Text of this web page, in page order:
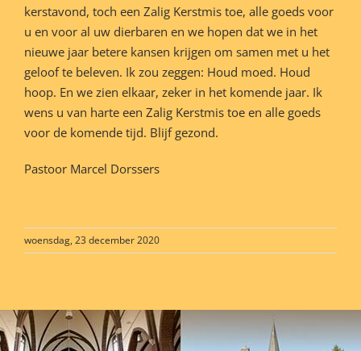
kerstavond, toch een Zalig Kerstmis toe, alle goeds voor
u en voor al uw dierbaren en we hopen dat we in het
nieuwe jaar betere kansen krijgen om samen met u het
geloof te beleven. Ik zou zeggen: Houd moed. Houd
hoop. En we zien elkaar, zeker in het komende jaar. Ik
wens u van harte een Zalig Kerstmis toe en alle goeds
voor de komende tijd. Blijf gezond.
Pastoor Marcel Dorssers
woensdag, 23 december 2020